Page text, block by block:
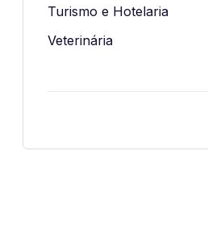
Turismo e Hotelaria
Veterinária